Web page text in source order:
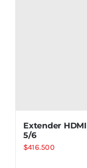
Extender
5/6
$416.500